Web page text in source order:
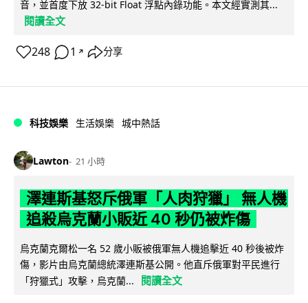
音，並首度下放 32-bit Float 浮點內錄功能。本文經實測其...
閱讀全文
248 1 ↗ 分享
科技娛樂 生活娛樂 城中熱話
Lawton 21 小時
澤連斯基怒斥俄軍「人肉狩獵」 無人機
追殺烏克蘭小販近 40 秒仍被炸傷
烏克蘭克爾松一名 52 歲小販被俄軍無人機追擊近 40 秒後被炸
傷，影片由烏克蘭總統澤連斯基公開。他直斥俄軍對平民進行
「狩獵式」攻擊，烏克蘭...
閱讀全文